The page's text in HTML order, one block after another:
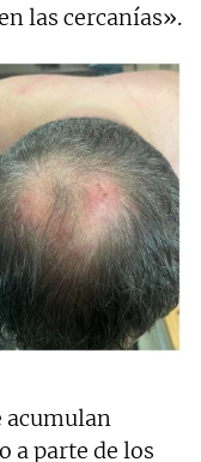
las cercanías».
acumulan
a parte de los